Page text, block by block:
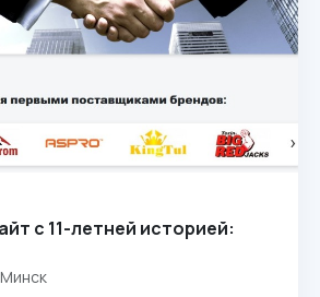
с 11-летней историей: